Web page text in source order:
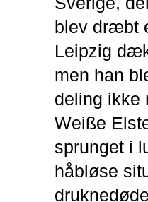
blev dræbt
Leipzig
men han
deling ikke
Weiße
sprunget i
håbløse